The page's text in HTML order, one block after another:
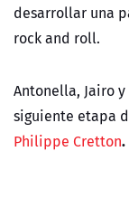
desarrollar una
rock and roll.
Antonella, Jairo
siguiente etapa
Philippe Cretton.